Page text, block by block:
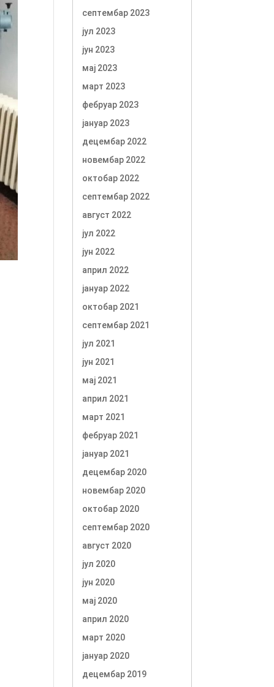
септембар 2023
јул 2023
јун 2023
мај 2023
март 2023
фебруар 2023
јануар 2023
децембар 2022
новембар 2022
октобар 2022
септембар 2022
август 2022
јул 2022
јун 2022
април 2022
јануар 2022
октобар 2021
септембар 2021
јул 2021
јун 2021
мај 2021
април 2021
март 2021
фебруар 2021
јануар 2021
децембар 2020
новембар 2020
октобар 2020
септембар 2020
август 2020
јул 2020
јун 2020
мај 2020
април 2020
март 2020
јануар 2020
децембар 2019